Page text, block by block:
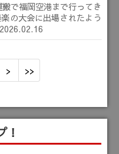
で福岡空港まで行ってき
の大会に出場されたよう
2026.02.16
！